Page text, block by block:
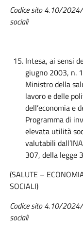
Codice sito 4.10/
sociali
Intesa, ai sensi
giugno 2003, n.
Ministro della
lavoro e delle
dell’economia e
Programma di
elevata utilità
valutabili
307, della legge
(SALUTE –
SOCIALI)
Codice sito 4.10/
sociali